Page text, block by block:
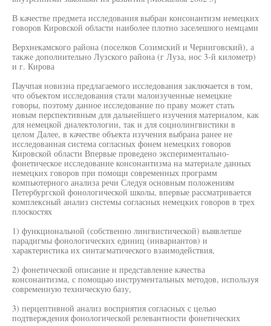
В качестве предмета исследования выбран консонантизм немецких
говоров Кировской области наиболее плотно заселешюго немцами
Верхнекамского района (поселков Созимский и Черниговский), а
также дополнительно Лузского района (г Луза, нос 3-й километр)
и г. Кирова
Паучпая новизна предлагаемого исследования заключается в том,
что объектом исследования стали малоизученные немецкие
говоры, поэтому данное исследование по праву может стать
новым перспективным для дальнейшего изучения материалом, как
для немецкой диалектологии, так и для социолингвистики в
целом Далее, в качестве объекта изучения выбрана ранее не
исследованная система согласных фонем немецких говоров
Кировской области Впервые проведено экспериментально-
фонетическое исследование консонантизма на материале данных
немецких говоров при помощи современных программ
компьютерного анализа речи Следуя основным положениям
Петербургской фонологической школы, впервые рассматривается
комплексный анализ системы согласных немецких говоров в трех
плоскостях
1) функциональной (собственно лингвистической) выявлетше
парадигмы фонологических единиц (инвариантов) и
характеристика их синтагматического взаимодействия,
2) фонетической описание и представление качества
консонантизма, с помощью инструментальных методов, используя
современную техническую базу,
3) перцептивной анализ восприятия согласных с целью
подтверждения фонологической релевантности фонетических